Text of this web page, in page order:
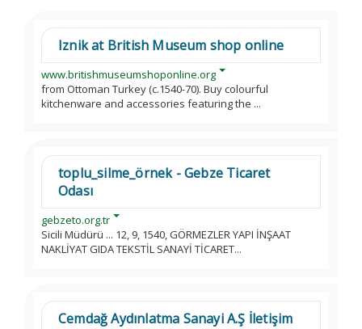
Iznik at British Museum shop online
www.britishmuseumshoponline.org
from Ottoman Turkey (c.1540-70). Buy colourful
kitchenware and accessories featuring the ...
toplu_silme_örnek - Gebze Ticaret
Odası
gebzeto.org.tr
Sicili Müdürü ... 12, 9, 1540, GÖRMEZLER YAPI İNŞAAT
NAKLİYAT GIDA TEKSTİL SANAYİ TİCARET...
Cemdağ Aydınlatma Sanayi A.Ş İletişim